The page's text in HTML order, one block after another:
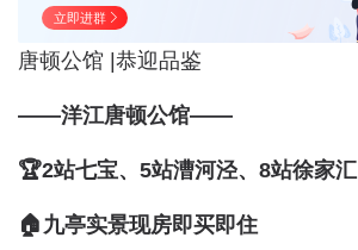
立即进群
唐顿公馆 |恭迎品鉴
——洋江唐顿公馆——
🏆2站七宝、5站漕河泾、8站徐家汇
🏠九亭实景现房即买即住